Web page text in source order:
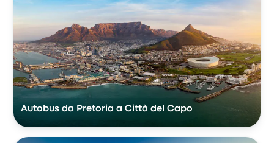
Autobus da Pretoria a Città del Capo